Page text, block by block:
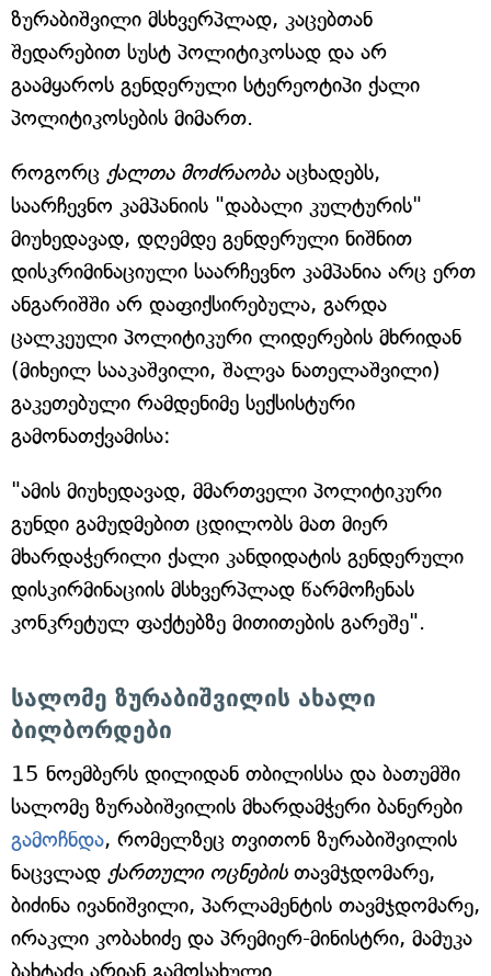
ზურაბიშვილი მსხვერპლად, კაცებთან
შედარებით სუსტ პოლიტიკოსად და არ
გაამყაროს გენდერული სტერეოტიპი ქალი
პოლიტიკოსების მიმართ.
როგორც ქალთა მოძრაობა აცხადებს,
საარჩევნო კამპანიის "დაბალი კულტურის"
მიუხედავად, დღემდე გენდერული ნიშნით
დისკრიმინაციული საარჩევნო კამპანია არც ერთ
ანგარიშში არ დაფიქსირებულა, გარდა
ცალკეული პოლიტიკური ლიდერების მხრიდან
(მიხეილ სააკაშვილი, შალვა ნათელაშვილი)
გაკეთებული რამდენიმე სექსისტური
გამონათქვამისა:
"ამის მიუხედავად, მმართველი პოლიტიკური
გუნდი გამუდმებით ცდილობს მათ მიერ
მხარდაჭერილი ქალი კანდიდატის გენდერული
დისკირმინაციის მსხვერპლად წარმოჩენას
კონკრეტულ ფაქტებზე მითითების გარეშე".
სალომე ზურაბიშვილის ახალი
ბილბორდები
15 ნოემბერს დილიდან თბილისსა და ბათუმში
სალომე ზურაბიშვილის მხარდამჭერი ბანერები
გამოჩნდა, რომელზეც თვითონ ზურაბიშვილის
ნაცვლად ქართული ოცნების თავმჯდომარე,
ბიძინა ივანიშვილი, პარლამენტის თავმჯდომარე,
ირაკლი კობახიძე და პრემიერ-მინისტრი, მამუკა